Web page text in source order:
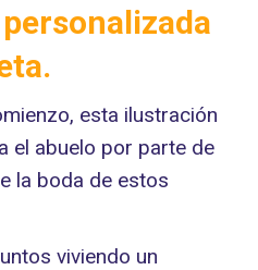
esta ilustración
el abuelo por parte de
la boda de estos
viviendo un